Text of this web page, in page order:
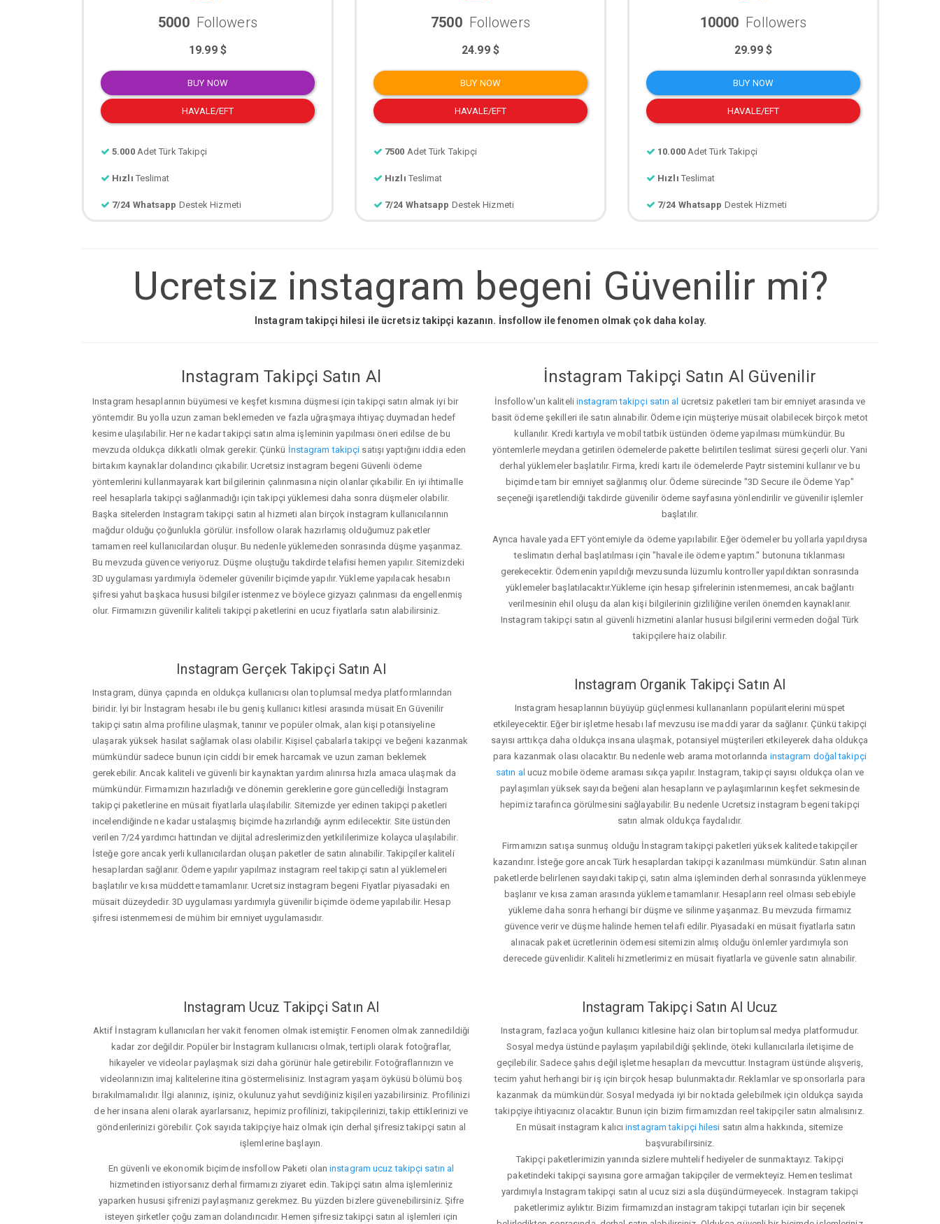
5000 Followers
19.99 $
BUY NOW
HAVALE/EFT
5.000 Adet Türk Takipçi
Hızlı Teslimat
7/24 Whatsapp Destek Hizmeti
7500 Followers
24.99 $
BUY NOW
HAVALE/EFT
7500 Adet Türk Takipçi
Hızlı Teslimat
7/24 Whatsapp Destek Hizmeti
10000 Followers
29.99 $
BUY NOW
HAVALE/EFT
10.000 Adet Türk Takipçi
Hızlı Teslimat
7/24 Whatsapp Destek Hizmeti
Ucretsiz instagram begeni Güvenilir mi?
Instagram takipçi hilesi ile ücretsiz takipçi kazanın. İnsfollow ile fenomen olmak çok daha kolay.
Instagram Takipçi Satın Al
Instagram hesaplarının büyümesi ve keşfet kısmına düşmesi için takipçi satın almak iyi bir
yöntemdir. Bu yolla uzun zaman beklemeden ve fazla uğraşmaya ihtiyaç duymadan hedef
kesime ulaşılabilir. Her ne kadar takipçi satın alma işleminin yapılması öneri edilse de bu
mevzuda oldukça dikkatli olmak gerekir. Çünkü İnstagram takipçi satışı yaptığını iddia eden
birtakım kaynaklar dolandırıcı çıkabilir. Ucretsiz instagram begeni Güvenli ödeme
yöntemlerini kullanmayarak kart bilgilerinin çalınmasına niçin olanlar çıkabilir. En iyi ihtimalle
reel hesaplarla takipçi sağlanmadığı için takipçi yüklemesi daha sonra düşmeler olabilir.
Başka sitelerden Instagram takipçi satın al hizmeti alan birçok instagram kullanıcılarının
mağdur olduğu çoğunlukla görülür. insfollow olarak hazırlamış olduğumuz paketler
tamamen reel kullanıcılardan oluşur. Bu nedenle yüklemeden sonrasında düşme yaşanmaz.
Bu mevzuda güvence veriyoruz. Düşme oluştuğu takdirde telafisi hemen yapılır. Sitemizdeki
3D uygulaması yardımıyla ödemeler güvenilir biçimde yapılır. Yükleme yapılacak hesabın
şifresi yahut başkaca hususi bilgiler istenmez ve böylece gizyazı çalınması da engellenmiş
olur. Firmamızın güvenilir kaliteli takipçi paketlerini en ucuz fiyatlarla satın alabilirsiniz.
İnstagram Takipçi Satın Al Güvenilir
İnsfollow'un kaliteli instagram takipçi satın al ücretsiz paketleri tam bir emniyet arasında ve
basit ödeme şekilleri ile satın alınabilir. Ödeme için müşteriye müsait olabilecek birçok metot
kullanılır. Kredi kartıyla ve mobil tatbik üstünden ödeme yapılması mümkündür. Bu
yöntemlerle meydana getirilen ödemelerde pakette belirtilen teslimat süresi geçerli olur. Yani
derhal yüklemeler başlatılır. Firma, kredi kartı ile ödemelerde Paytr sistemini kullanır ve bu
biçimde tam bir emniyet sağlanmış olur. Ödeme sürecinde "3D Secure ile Ödeme Yap"
seçeneği işaretlendiği takdirde güvenilir ödeme sayfasına yönlendirilir ve güvenilir işlemler
başlatılır.
Ayrıca havale yada EFT yöntemiyle da ödeme yapılabilir. Eğer ödemeler bu yollarla yapıldıysa
teslimatın derhal başlatılması için "havale ile ödeme yaptım." butonuna tıklanması
gerekecektir. Ödemenin yapıldığı mevzusunda lüzumlu kontroller yapıldıktan sonrasında
yüklemeler başlatılacaktır.Yükleme için hesap şifrelerinin istenmemesi, ancak bağlantı
verilmesinin ehil oluşu da alan kişi bilgilerinin gizliliğine verilen önemden kaynaklanır.
Instagram takipçi satın al güvenli hizmetini alanlar hususi bilgilerini vermeden doğal Türk
takipçilere haiz olabilir.
Instagram Gerçek Takipçi Satın Al
Instagram, dünya çapında en oldukça kullanıcısı olan toplumsal medya platformlarından
biridir. İyi bir İnstagram hesabı ile bu geniş kullanıcı kitlesi arasında müsait En Güvenilir
takipçi satın alma profiline ulaşmak, tanınır ve popüler olmak, alan kişi potansiyeline
ulaşarak yüksek hasılat sağlamak olası olabilir. Kişisel çabalarla takipçi ve beğeni kazanmak
mümkündür sadece bunun için ciddi bir emek harcamak ve uzun zaman beklemek
gerekebilir. Ancak kaliteli ve güvenli bir kaynaktan yardım alınırsa hızla amaca ulaşmak da
mümkündür. Firmamızın hazırladığı ve dönemin gereklerine gore güncellediği İnstagram
takipçi paketlerine en müsait fiyatlarla ulaşılabilir. Sitemizde yer edinen takipçi paketleri
incelendiğinde ne kadar ustalaşmış biçimde hazırlandığı ayrım edilecektir. Site üstünden
verilen 7/24 yardımcı hattından ve dijital adreslerimizden yetkililerimize kolayca ulaşılabilir.
İsteğe gore ancak yerli kullanıcılardan oluşan paketler de satın alınabilir. Takipçiler kaliteli
hesaplardan sağlanır. Ödeme yapılır yapılmaz instagram reel takipçi satın al yüklemeleri
başlatılır ve kısa müddette tamamlanır. Ucretsiz instagram begeni Fiyatlar piyasadaki en
müsait düzeydedir. 3D uygulaması yardımıyla güvenilir biçimde ödeme yapılabilir. Hesap
şifresi istenmemesi de mühim bir emniyet uygulamasıdır.
Instagram Organik Takipçi Satın Al
Instagram hesaplarının büyüyüp güçlenmesi kullananların popülaritelerini müspet
etkileyecektir. Eğer bir işletme hesabı laf mevzusu ise maddi yarar da sağlanır. Çünkü takipçi
sayısı arttıkça daha oldukça insana ulaşmak, potansiyel müşterileri etkileyerek daha oldukça
para kazanmak olası olacaktır. Bu nedenle web arama motorlarında instagram doğal takipçi
satın al ucuz mobile ödeme araması sıkça yapılır. Instagram, takipçi sayısı oldukça olan ve
paylaşımları yüksek sayıda beğeni alan hesapların ve paylaşımlarının keşfet sekmesinde
hepimiz tarafınca görülmesini sağlayabilir. Bu nedenle Ucretsiz instagram begeni takipçi
satın almak oldukça faydalıdır.
Firmamızın satışa sunmuş olduğu İnstagram takipçi paketleri yüksek kalitede takipçiler
kazandırır. İsteğe gore ancak Türk hesaplardan takipçi kazanılması mümkündür. Satın alınan
paketlerde belirlenen sayıdaki takipçi, satın alma işleminden derhal sonrasında yüklenmeye
başlanır ve kısa zaman arasında yükleme tamamlanır. Hesapların reel olması sebebiyle
yükleme daha sonra herhangi bir düşme ve silinme yaşanmaz. Bu mevzuda firmamız
güvence verir ve düşme halinde hemen telafi edilir. Piyasadaki en müsait fiyatlarla satın
alınacak paket ücretlerinin ödemesi sitemizin almış olduğu önlemler yardımıyla son
derecede güvenlidir. Kaliteli hizmetlerimiz en müsait fiyatlarla ve güvenle satın alınabilir.
Instagram Ucuz Takipçi Satın Al
Aktif İnstagram kullanıcıları her vakit fenomen olmak istemiştir. Fenomen olmak zannedildiği
kadar zor değildir. Popüler bir İnstagram kullanıcısı olmak, tertipli olarak fotoğraflar,
hikayeler ve videolar paylaşmak sizi daha görünür hale getirebilir. Fotoğraflarınızın ve
videolarınızın imaj kalitelerine itina göstermelisiniz. Instagram yaşam öyküsü bölümü boş
bırakılmamalıdır. İlgi alanınız, işiniz, okulunuz yahut sevdiğiniz kişileri yazabilirsiniz. Profilinizi
de her insana aleni olarak ayarlarsanız, hepimiz profilinizi, takipçilerinizi, takip ettiklerinizi ve
gönderilerinizi görebilir. Çok sayıda takipçiye haiz olmak için derhal şifresiz takipçi satın al
işlemlerine başlayın.
En güvenli ve ekonomik biçimde insfollow Paketi olaninstagram ucuz takipçi satın al
hizmetinden istiyorsanız derhal firmamızı ziyaret edin. Takipçi satın alma işlemleriniz
yaparken hususi şifrenizi paylaşmanız gerekmez. Bu yüzden bizlere güvenebilirsiniz. Şifre
isteyen şirketler çoğu zaman dolandırıcıdır. Hemen şifresiz takipçi satın al işlemleri için
Instagram Takipçi Satın Al Ucuz
Instagram, fazlaca yoğun kullanıcı kitlesine haiz olan bir toplumsal medya platformudur.
Sosyal medya üstünde paylaşım yapılabildiği şeklinde, öteki kullanıcılarla iletişime de
geçilebilir. Sadece şahıs değil işletme hesapları da mevcuttur. Instagram üstünde alışveriş,
tecim yahut herhangi bir iş için birçok hesap bulunmaktadır. Reklamlar ve sponsorlarla para
kazanmak da mümkündür. Sosyal medyada iyi bir noktada gelebilmek için oldukça sayıda
takipçiye ihtiyacınız olacaktır. Bunun için bizim firmamızdan reel takipçiler satın almalısınız.
En müsait instagram kalıcıinstagram takipçi hilesi satın alma hakkında, sitemize
başvurabilirsiniz.
Takipçi paketlerimizin yanında sizlere muhtelif hediyeler de sunmaktayız. Takipçi
paketindeki takipçi sayısına gore armağan takipçiler de vermekteyiz. Hemen teslimat
yardımıyla Instagram takipçi satın al ucuz sizi asla düşündürmeyecek. Instagram takipçi
paketlerimiz aylıktır. Bizim firmamızdan instagram takipçi tutarları için bir seçenek